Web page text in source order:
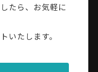
たら、お気軽に
いたします。